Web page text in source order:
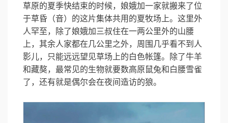
草原的夏季快结束的时候，娘娥加一家就搬来了位
于草昏（音）的这片集体共用的夏牧场上。 这里外
人罕至，除了娘娥加三叔住在一两公里外的山腰
上，其余人家都在几公里之外，周围几乎看不到人
影儿，只能远远望见草场上的白色帐篷。除了牛羊
和藏獒，最常见的生物就要数高原鼠兔和白腰雪雀
了，还有就是偶尔会在夜间造访的狼。